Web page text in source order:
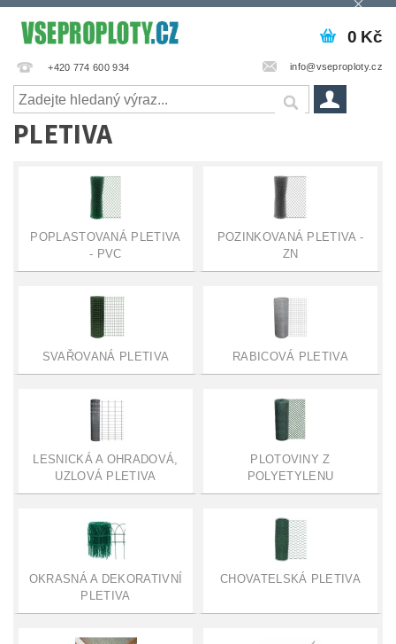
+420 774 600 934 info@vseproploty.cz
0 Kč
PLETIVA
POPLASTOVANÁ PLETIVA
- PVC
POZINKOVANÁ PLETIVA -
ZN
SVAŘOVANÁ PLETIVA RABICOVÁ PLETIVA
LESNICKÁ A OHRADOVÁ,
UZLOVÁ PLETIVA
PLOTOVINY Z
POLYETYLENU
OKRASNÁ A DEKORATIVNÍ
PLETIVA
CHOVATELSKÁ PLETIVA